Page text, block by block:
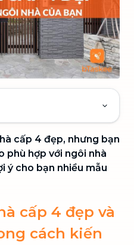
cấp 4 đẹp, nhưng bạn
phù hợp với ngôi nhà
ý cho bạn nhiều mẫu
cấp 4 đẹp và
cách kiến